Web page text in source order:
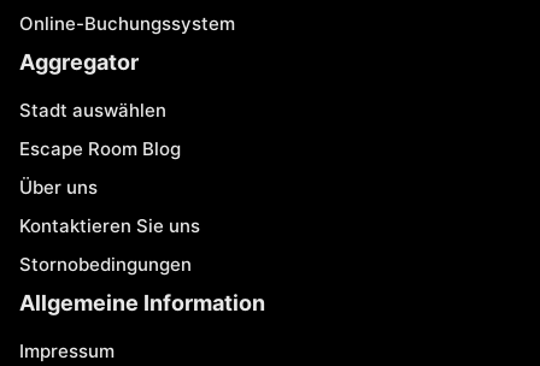
Online-Buchungssystem
Aggregator
Stadt auswählen
Escape Room Blog
Über uns
Kontaktieren Sie uns
Stornobedingungen
Allgemeine Information
Impressum